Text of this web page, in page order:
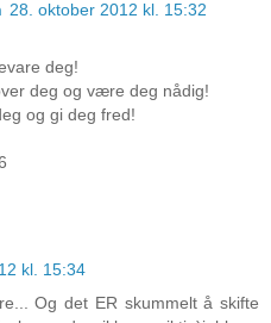
28. oktober 2012 kl. 15:32
deg!
deg og være deg nådig!
og gi deg fred!
kl. 15:34
Og det ER skummelt å skifte